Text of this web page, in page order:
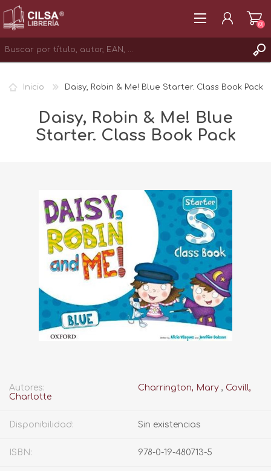
INICIAR SESIÓN
(0)
Inicio Daisy, Robin & Me! Blue Starter. Class Book Pack
Daisy, Robin & Me! Blue
Starter. Class Book Pack
Autores: Charrington, Mary , Covill,
Charlotte
Disponibilidad: Sin existencias
ISBN: 978-0-19-480713-5